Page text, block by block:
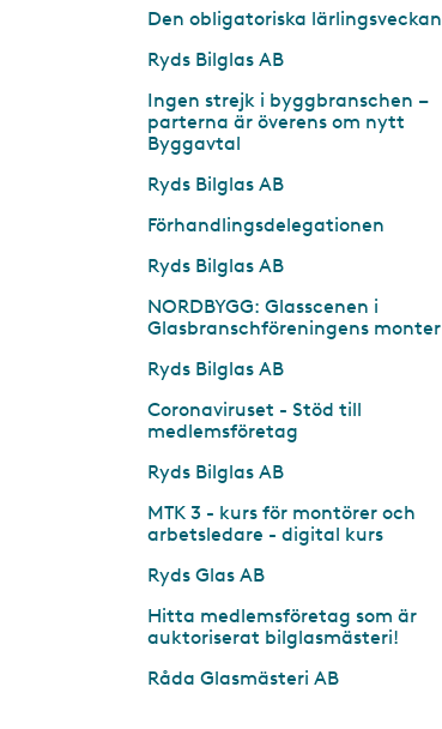
Den obligatoriska lärlingsveckan
Ryds Bilglas AB
Ingen strejk i byggbranschen –
parterna är överens om nytt
Byggavtal
Ryds Bilglas AB
Förhandlingsdelegationen
Ryds Bilglas AB
NORDBYGG: Glasscenen i
Glasbranschföreningens monter
Ryds Bilglas AB
Coronaviruset - Stöd till
medlemsföretag
Ryds Bilglas AB
MTK 3 - kurs för montörer och
arbetsledare - digital kurs
Ryds Glas AB
Hitta medlemsföretag som är
auktoriserat bilglasmästeri!
Råda Glasmästeri AB